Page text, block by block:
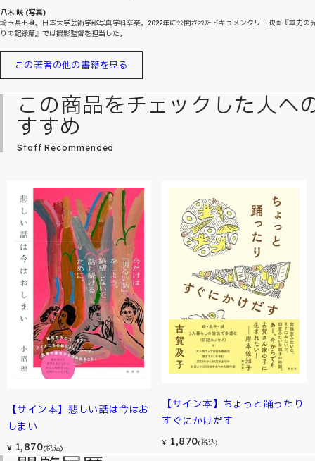
八木 咲 (写真)
埼玉県出身。日本大学芸術学部写真学科卒業。2022年に公開されたドキュメンタリー映画『重力の
りの記録篇』では撮影監督を担当した。
この著者の他の書籍を見る
この商品をチェックした人へ
すすめ
Staff Recommended
【サイン本】悲しい話は今はお
しまい
¥ 1,870(税込)
【サイン本】ちょっと踊ったり
すぐにかけだす
¥ 1,870(税込)